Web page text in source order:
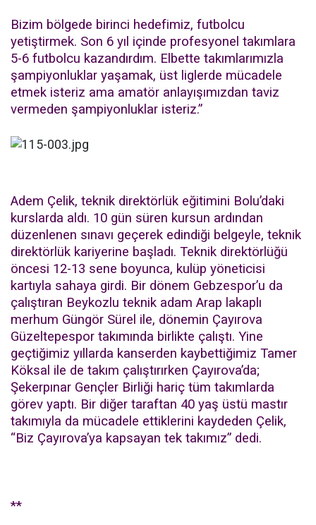
Bizim bölgede birinci hedefimiz, futbolcu
yetiştirmek. Son 6 yıl içinde profesyonel takımlara
5-6 futbolcu kazandırdım. Elbette takımlarımızla
şampiyonluklar yaşamak, üst liglerde mücadele
etmek isteriz ama amatör anlayışımızdan taviz
vermeden şampiyonluklar isteriz.”
Adem Çelik, teknik direktörlük eğitimini Bolu’daki
kurslarda aldı. 10 gün süren kursun ardından
düzenlenen sınavı geçerek edindiği belgeyle, teknik
direktörlük kariyerine başladı. Teknik direktörlüğü
öncesi 12-13 sene boyunca, kulüp yöneticisi
kartıyla sahaya girdi. Bir dönem Gebzespor’u da
çalıştıran Beykozlu teknik adam Arap lakaplı
merhum Güngör Sürel ile, dönemin Çayırova
Güzeltepespor takımında birlikte çalıştı. Yine
geçtiğimiz yıllarda kanserden kaybettiğimiz Tamer
Köksal ile de takım çalıştırırken Çayırova’da;
Şekerpınar Gençler Birliği hariç tüm takımlarda
görev yaptı. Bir diğer taraftan 40 yaş üstü mastır
takımıyla da mücadele ettiklerini kaydeden Çelik,
“Biz Çayırova’ya kapsayan tek takımız” dedi.
**